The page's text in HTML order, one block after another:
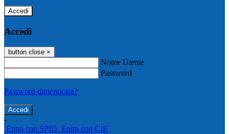
Accedi
Accedi
button close ×
Nome Utente
Password
Password dimenticata?
-
Entra con SPID Entra con CIE